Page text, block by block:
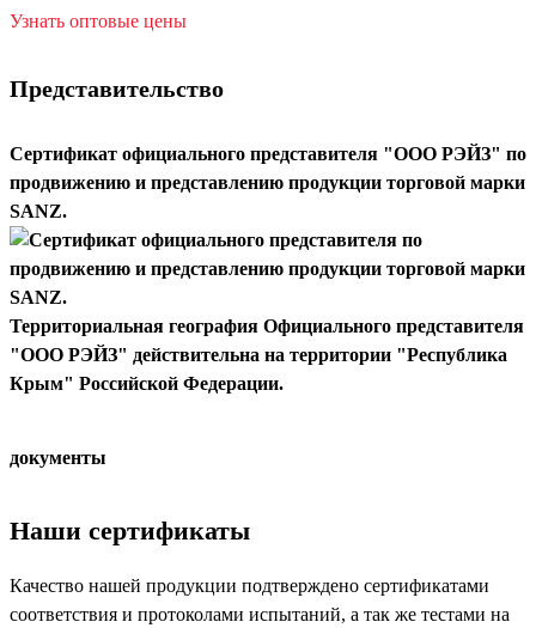
Узнать оптовые цены
Представительство
Сертификат официального представителя "ООО РЭЙЗ" по
продвижению и представлению продукции торговой марки
SANZ.
Территориальная география Официального представителя
"ООО РЭЙЗ" действительна на территории "Республика
Крым" Российской Федерации.
документы
Наши сертификаты
Качество нашей продукции подтверждено сертификатами
соответствия и протоколами испытаний, а так же тестами на